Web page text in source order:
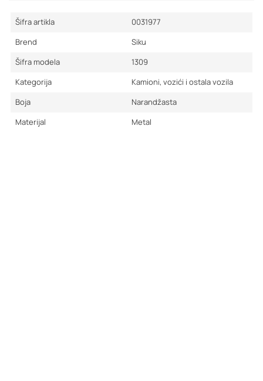
Šifra artikla
0031977
Brend
Siku
Šifra modela
1309
Kategorija
Kamioni, vozići i ostala vozila
Boja
Narandžasta
Materijal
Metal